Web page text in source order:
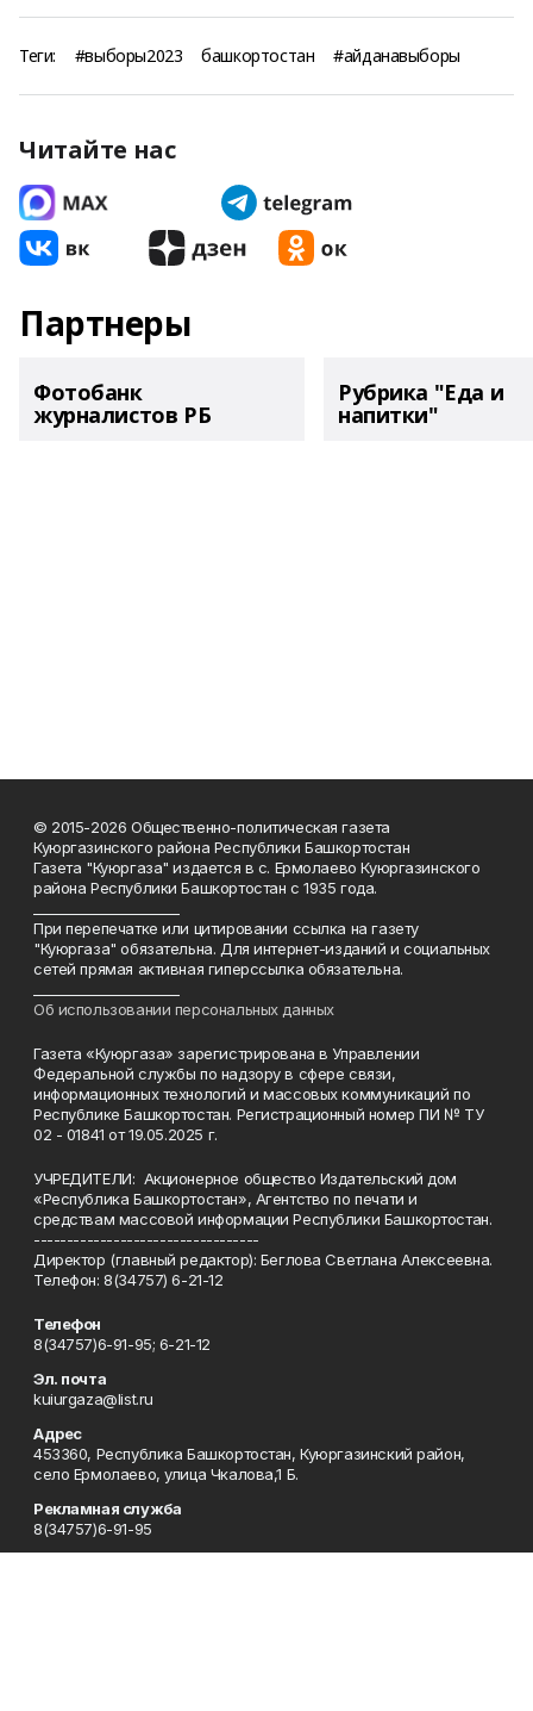
Теги: #выборы2023 башкортостан #айданавыборы
Читайте нас
Партнеры
Фотобанк
журналистов РБ
Рубрика "Еда и
напитки"
© 2015-2026 Общественно-политическая газета
Куюргазинского района Республики Башкортостан
Газета "Куюргаза" издается в с. Ермолаево Куюргазинского
района Республики Башкортостан с 1935 года.
При перепечатке или цитировании ссылка на газету
"Куюргаза" обязательна. Для интернет-изданий и социальных
сетей прямая активная гиперссылка обязательна.
Об использовании персональных данных
Газета «Куюргаза» зарегистрирована в Управлении
Федеральной службы по надзору в сфере связи,
информационных технологий и массовых коммуникаций по
Республике Башкортостан. Регистрационный номер ПИ № ТУ
02 - 01841 от 19.05.2025 г.
УЧРЕДИТЕЛИ: Акционерное общество Издательский дом
«Республика Башкортостан», Агентство по печати и
средствам массовой информации Республики Башкортостан.
----------------------------------
Директор (главный редактор): Беглова Светлана Алексеевна.
Телефон: 8(34757) 6-21-12
Телефон
8(34757)6-91-95; 6-21-12
Эл. почта
kuiurgaza@list.ru
Адрес
453360, Республика Башкортостан, Куюргазинский район,
село Ермолаево, улица Чкалова,1 Б.
Рекламная служба
8(34757)6-91-95